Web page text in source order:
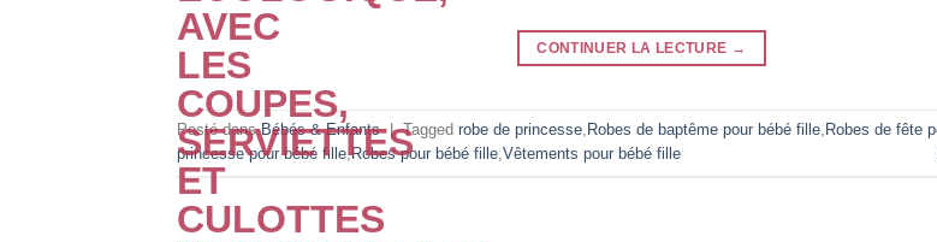
CONTINUER LA LECTURE →
Posté dansBébés & Enfants | Tagged robe de princesse, Robes de baptême pour bébé fille, Robes de fête
princesse pour bébé fille,Robes pour bébé fille,Vêtements pour bébé fille